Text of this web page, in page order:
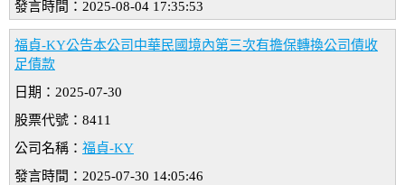
發言時間：2025-08-04 17:35:53
福貞-KY公告本公司中華民國境內第三次有擔保轉換公司債收
足債款
日期：2025-07-30
股票代號：8411
公司名稱： 福貞-KY
發言時間：2025-07-30 14:05:46